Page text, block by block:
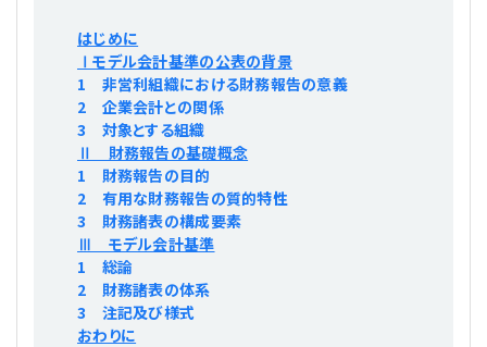
【連載】公益法人のための「新公益信託」活用戦略
【連載】テーマで紐解く逆引きガイドライン
【連載】悩みと向き合う経営学
【連載】非営利法人AtoZei
【連載】労務管理の歩き方
【連載】AI活用のすすめ
はじめに
Ⅰモデル会計基準の公表の背景
1 非営利組織における財務報告の意義
2 企業会計との関係
3 対象とする組織
Ⅱ 財務報告の基礎概念
1 財務報告の目的
2 有用な財務報告の質的特性
3 財務諸表の構成要素
Ⅲ モデル会計基準
1 総論
2 財務諸表の体系
3 注記及び様式
おわりに